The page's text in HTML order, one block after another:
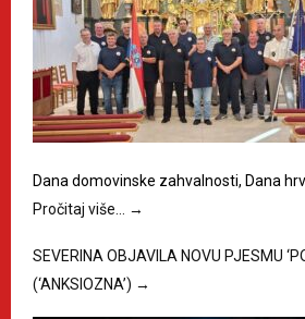
Dana domovinske zahvalnosti, Dana
Pročitaj više…
→
SEVERINA OBJAVILA NOVU PJESMU
(‘ANKSIOZNA’) →